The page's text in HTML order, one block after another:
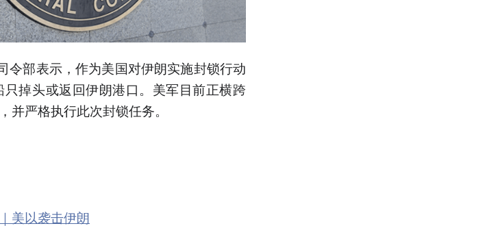
令部表示，作为美国对伊朗实施封锁行动
掉头或返回伊朗港口。美军目前正横跨
并严格执行此次封锁任务。
美以袭击伊朗